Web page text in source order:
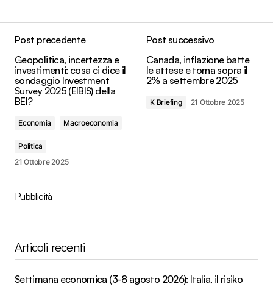
Post precedente
Geopolitica, incertezza e
investimenti: cosa ci dice il
sondaggio Investment
Survey 2025 (EIBIS) della
BEI?
Economia Macroeconomia
Politica
21 Ottobre 2025
Post successivo
Canada, inflazione batte
le attese e torna sopra il
2% a settembre 2025
K Briefing 21 Ottobre 2025
Pubblicità
Articoli recenti
Settimana economica (3-8 agosto 2026): Italia, il risiko